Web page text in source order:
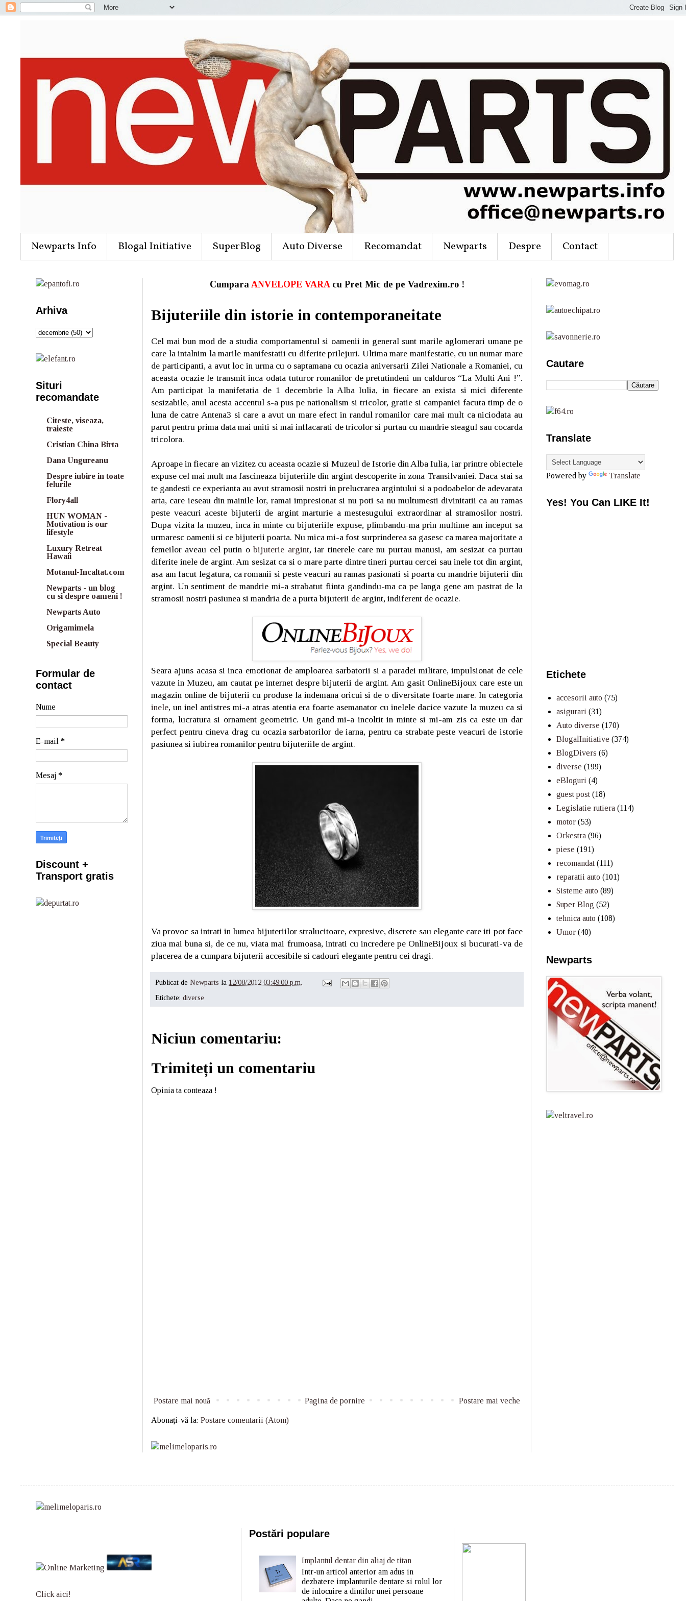
Newparts Info Blogal Initiative SuperBlog Auto Diverse Recomandat Newparts Despre Contact
Cumpara ANVELOPE VARAcu Pret Mic de pe Vadrexim.ro !
Bijuteriile din istorie in contemporaneitate
Cel mai bun mod de a studia comportamentul si oamenii in general sunt marile aglomerari umane pe
care la intalnim la marile manifestatii cu diferite prilejuri. Ultima mare manifestatie, cu un numar mare
de participanti, a avut loc in urma cu o saptamana cu ocazia aniversarii Zilei Nationale a Romaniei, cu
aceasta ocazie le transmit inca odata tuturor romanilor de pretutindeni un calduros “La Multi Ani !”.
Am participat la manifetatia de 1 decembrie la Alba Iulia, in fiecare an exista si mici diferente
sesizabile, anul acesta accentul s-a pus pe nationalism si tricolor, gratie si campaniei facuta timp de o
luna de catre Antena3 si care a avut un mare efect in randul romanilor care mai mult ca niciodata au
parut pentru prima data mai uniti si mai inflacarati de tricolor si purtau cu mandrie steagul sau cocarda
tricolora.
Aproape in fiecare an vizitez cu aceasta ocazie si Muzeul de Istorie din Alba Iulia, iar printre obiectele
expuse cel mai mult ma fascineaza bijuteriile din argint descoperite in zona Transilvaniei. Daca stai sa
te gandesti ce experianta au avut stramosii nostri in prelucrarea argintului si a podoabelor de adevarata
arta, care ieseau din mainile lor, ramai impresionat si nu poti sa nu multumesti divinitatii ca au ramas
peste veacuri aceste bijuterii de argint marturie a mestesugului extraordinar al stramosilor nostri.
Dupa vizita la muzeu, inca in minte cu bijuteriile expuse, plimbandu-ma prin multime am inceput sa
urmaresc oamenii si ce bijuterii poarta. Nu mica mi-a fost surprinderea sa gasesc ca marea majoritate a
femeilor aveau cel putin obijuterie argint, iar tinerele care nu purtau manusi, am sesizat ca purtau
diferite inele de argint. Am sesizat ca si o mare parte dintre tineri purtau cercei sau inele tot din argint,
asa am facut legatura, ca romanii si peste veacuri au ramas pasionati si poarta cu mandrie bijuterii din
argint. Un sentiment de mandrie mi-a strabatut fiinta gandindu-ma ca pe langa gene am pastrat de la
stramosii nostri pasiunea si mandria de a purta bijuterii de argint, indiferent de ocazie.
Seara ajuns acasa si inca emotionat de amploarea sarbatorii si a paradei militare, impulsionat de cele
vazute in Muzeu, am cautat pe internet despre bijuterii de argint. Am gasit OnlineBijoux care este un
magazin online de bijuterii cu produse la indemana oricui si de o diversitate foarte mare. In categoria
inele, un inel antistres mi-a atras atentia era foarte asemanator cu inelele dacice vazute la muzeu ca si
forma, lucratura si ornament geometric. Un gand mi-a incoltit in minte si mi-am zis ca este un dar
perfect pentru cineva drag cu ocazia sarbatorilor de iarna, pentru ca strabate peste veacuri de istorie
pasiunea si iubirea romanilor pentru bijuteriile de argint.
Va provoc sa intrati in lumea bijuteriilor stralucitoare, expresive, discrete sau elegante care iti pot face
ziua mai buna si, de ce nu, viata mai frumoasa, intrati cu incredere pe OnlineBijoux si bucurati-va de
placerea de a cumpara bijuterii accesibile si cadouri elegante pentru cei dragi.
Publicat de Newparts la 12/08/2012 03:49:00 p.m.
Etichete: diverse
Niciun comentariu:
Trimiteți un comentariu
Opinia ta conteaza !
Postare mai nouă Postare mai veche
Pagina de pornire
Abonați-vă la: Postare comentarii (Atom)
Arhiva
Situri
recomandate
Citeste, viseaza,
traieste
Cristian China Birta
Dana Ungureanu
Despre iubire in toate
felurile
Flory4all
HUN WOMAN -
Motivation is our
lifestyle
Luxury Retreat
Hawaii
Motanul-Incaltat.com
Newparts - un blog
cu si despre oameni !
Newparts Auto
Origamimela
Special Beauty
Formular de
contact
Nume
E-mail *
Mesaj *
Discount +
Transport gratis
Cautare
Translate
Powered by Translate
Yes! You Can LIKE It!
Etichete
accesorii auto (75)
asigurari (31)
Auto diverse (170)
BlogalInitiative (374)
BlogDivers (6)
diverse (199)
eBloguri (4)
guest post (18)
Legislatie rutiera (114)
motor (53)
Orkestra (96)
piese (191)
recomandat (111)
reparatii auto (101)
Sisteme auto (89)
Super Blog (52)
tehnica auto (108)
Umor (40)
Newparts
Click aici!
Postări populare
Implantul dentar din aliaj de titan
Intr-un articol anterior am adus in
dezbatere implanturile dentare si rolul lor
de inlocuire a dintilor unei persoane